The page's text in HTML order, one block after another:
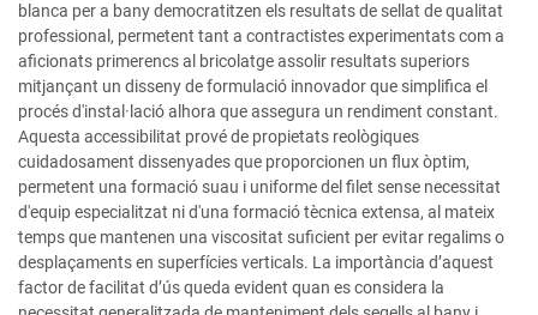
blanca per a bany democratitzen els resultats de sellat de qualitat
professional, permetent tant a contractistes experimentats com a
aficionats primerencs al bricolatge assolir resultats superiors
mitjançant un disseny de formulació innovador que simplifica el
procés d'instal·lació alhora que assegura un rendiment constant.
Aquesta accessibilitat prové de propietats reològiques
cuidadosament dissenyades que proporcionen un flux òptim,
permetent una formació suau i uniforme del filet sense necessitat
d'equip especialitzat ni d'una formació tècnica extensa, al mateix
temps que mantenen una viscositat suficient per evitar regalims o
desplaçaments en superfícies verticals. La importància d’aquest
factor de facilitat d’ús queda evident quan es considera la